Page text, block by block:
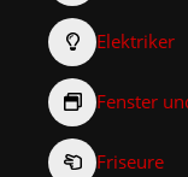
Elektriker
Fenster
Friseure